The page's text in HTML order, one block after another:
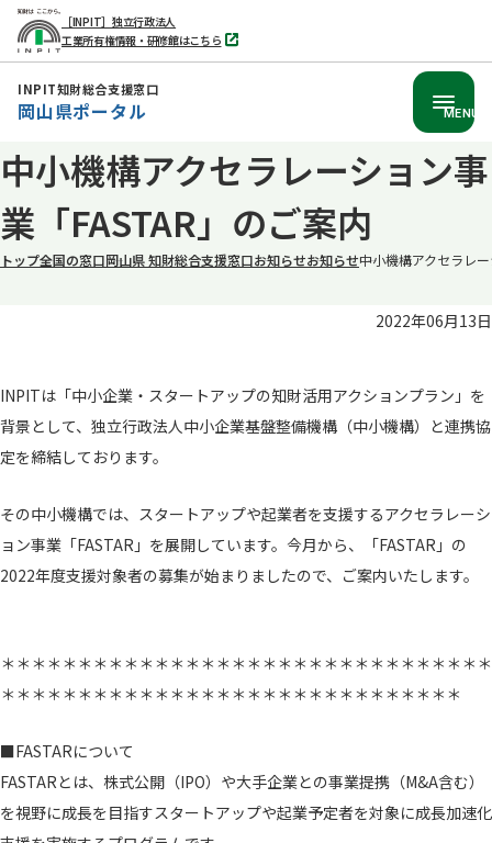
本
文
へ
移
［INPIT］独立行政法人
工業所有権情報・研修館はこちら
別
タ
INPIT知財総合支援窓口
岡山県ポータル MENU
中小機構アクセラレーション事
業「FASTAR」のご案内
トップ全国の窓口岡山県 知財総合支援窓口お知らせお知らせ中小機構アクセラレ
2022年06月13日
INPITは「中小企業・スタートアップの知財活用アクションプラン」を
背景として、独立行政法人中小企業基盤整備機構（中小機構）と連携協
定を締結しております。
その中小機構では、スタートアップや起業者を支援するアクセラレーシ
ョン事業「FASTAR」を展開しています。今月から、「FASTAR」の
2022年度支援対象者の募集が始まりましたので、ご案内いたします。
＊＊＊＊＊＊＊＊＊＊＊＊＊＊＊＊＊＊＊＊＊＊＊＊＊＊＊＊＊＊＊＊
＊＊＊＊＊＊＊＊＊＊＊＊＊＊＊＊＊＊＊＊＊＊＊＊＊＊＊＊＊＊
■FASTARについて
FASTARとは、株式公開（IPO）や大手企業との事業提携（M&A含む）
を視野に成長を目指すスタートアップや起業予定者を対象に成長加速化